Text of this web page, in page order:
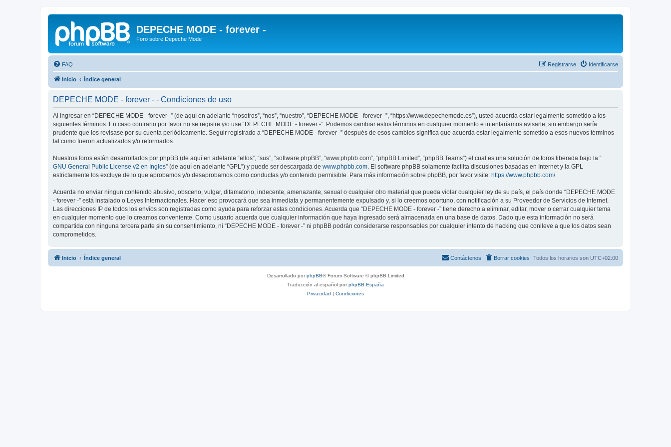
DEPECHE MODE - forever -
Foro sobre Depeche Mode
FAQ Identificarse
Registrarse
Inicio Índice general
DEPECHE MODE - forever - - Condiciones de uso
Al ingresar en “DEPECHE MODE - forever -” (de aquí en adelante “nosotros”, “nos”, “nuestro”, “DEPECHE MODE - forever -”, “https://www.depechemode.es”), usted acuerda estar legalmente sometido a los
siguientes términos. En caso contrario por favor no se registre y/o use “DEPECHE MODE - forever -”. Podemos cambiar estos términos en cualquier momento e intentaríamos avisarle, sin embargo sería
prudente que los revisase por su cuenta periódicamente. Seguir registrado a “DEPECHE MODE - forever -” después de esos cambios significa que acuerda estar legalmente sometido a esos nuevos términos
tal como fueron actualizados y/o reformados.
Nuestros foros están desarrollados por phpBB (de aquí en adelante “ellos”, “sus”, “software phpBB”, “www.phpbb.com”, “phpBB Limited”, “phpBB Teams”) el cual es una solución de foros liberada bajo la “
GNU General Public License v2 en Ingles” (de aquí en adelante “GPL”) y puede ser descargada de www.phpbb.com . El software phpBB solamente facilita discusiones basadas en Internet y la GPL
estrictamente los excluye de lo que aprobamos y/o desaprobamos como conductas y/o contenido permisible. Para más información sobre phpBB, por favor visite: https://www.phpbb.com/.
Acuerda no enviar ningun contenido abusivo, obsceno, vulgar, difamatorio, indecente, amenazante, sexual o cualquier otro material que pueda violar cualquier ley de su país, el país donde “DEPECHE MODE
- forever -” está instalado o Leyes Internacionales. Hacer eso provocará que sea inmediata y permanentemente expulsado y, si lo creemos oportuno, con notificación a su Proveedor de Servicios de Internet.
Las direcciones IP de todos los envíos son registradas como ayuda para reforzar estas condiciones. Acuerda que “DEPECHE MODE - forever -” tiene derecho a eliminar, editar, mover o cerrar cualquier tema
en cualquier momento que lo creamos conveniente. Como usuario acuerda que cualquier información que haya ingresado será almacenada en una base de datos. Dado que esta información no será
compartida con ninguna tercera parte sin su consentimiento, ni “DEPECHE MODE - forever -” ni phpBB podrán considerarse responsables por cualquier intento de hacking que conlleve a que los datos sean
comprometidos.
Inicio Índice general Todos los horarios son UTC+02:00
Borrar cookies
Contáctenos
Desarrollado porphpBB® Forum Software © phpBB Limited
Traducción al español porphpBB España
Privacidad | Condiciones